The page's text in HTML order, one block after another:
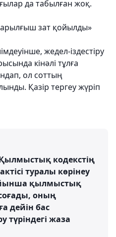
да табылған жоқ.
зат қойылды»
жедел-іздестіру
кінәлі тұлға
ол соттың
Қазір тергеу жүріп
Қылмыстық кодекстің
туралы көрінеу
қылмыстық
оның
дейін бас
түріндегі жаза